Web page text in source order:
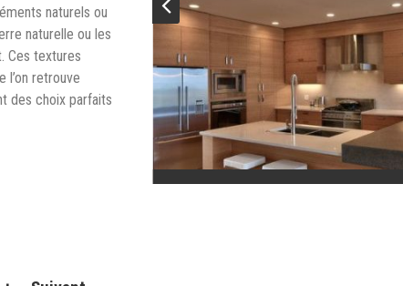
naturels ou
naturelle ou les
Ces textures
l’on retrouve
des choix parfaits
idées Cuisines tendances